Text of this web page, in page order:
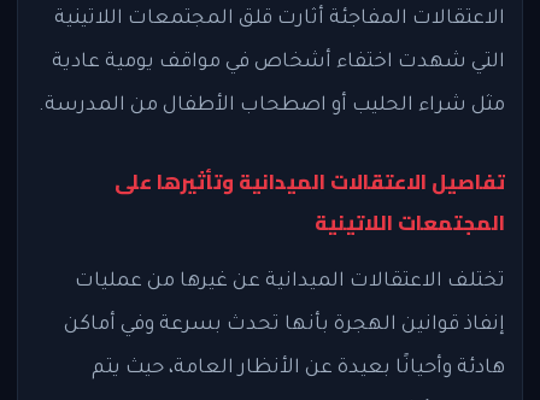
الاعتقالات المفاجئة أثارت قلق المجتمعات اللاتينية
التي شهدت اختفاء أشخاص في مواقف يومية عادية
مثل شراء الحليب أو اصطحاب الأطفال من المدرسة.
تفاصيل الاعتقالات الميدانية وتأثيرها على
المجتمعات اللاتينية
تختلف الاعتقالات الميدانية عن غيرها من عمليات
إنفاذ قوانين الهجرة بأنها تحدث بسرعة وفي أماكن
هادئة وأحيانًا بعيدة عن الأنظار العامة، حيث يتم